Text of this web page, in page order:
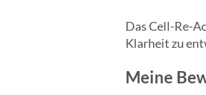
Das Cell-Re-
Klarheit zu
Meine